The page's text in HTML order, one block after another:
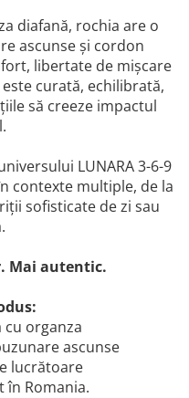
diafană, rochia are o
ascunse și cordon
libertate de mișcare
curată, echilibrată,
să creeze impactul
LUNARA 3-6-9
contexte multiple, de la
sofisticate de zi sau
Mai autentic.
organza
ascunse
lucrătoare
în Romania.